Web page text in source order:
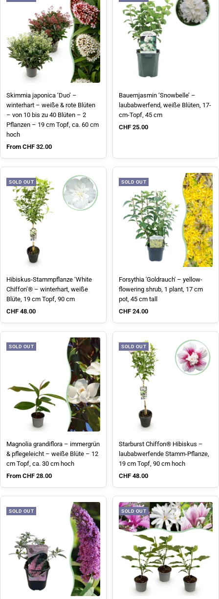
Skimmia japonica ‘Duo’ –
winterhart – weiße & rote Blüten
– von 10 bis zu 40 Blüten – 2
Pflanzen – 19 cm Topf, ca. 60 cm
hoch
Sale price
From CHF 32.00
Bauernjasmin ‘Snowbelle’ –
laubabwerfend, weiße Blüten, 17-
cm-Topf, 45 cm
Sale price
CHF 25.00
SOLD OUT
Hibiskus-Stammpflanze ‘White
Chiffon’® – winterhart, weiße
Blüte, 19 cm Topf, 90 cm
Sale price
CHF 48.00
SOLD OUT
Forsythia 'Goldrauch' – yellow-
flowering shrub, 1 plant, 17 cm
pot, 45 cm tall
Sale price
CHF 24.00
SOLD OUT
Magnolia grandiflora – immergrün
& pflegeleicht – weiße Blüte – 12
cm Topf, ca. 30 cm hoch
Sale price
From CHF 28.00
SOLD OUT
Starburst Chiffon® Hibiskus –
laubabwerfende Stamm-Pflanze,
19 cm Topf, 90 cm hoch
Sale price
CHF 48.00
SOLD OUT SOLD OUT